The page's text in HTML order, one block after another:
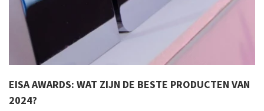
EISA AWARDS: WAT ZIJN DE BESTE PRODUCTEN VAN
2024?